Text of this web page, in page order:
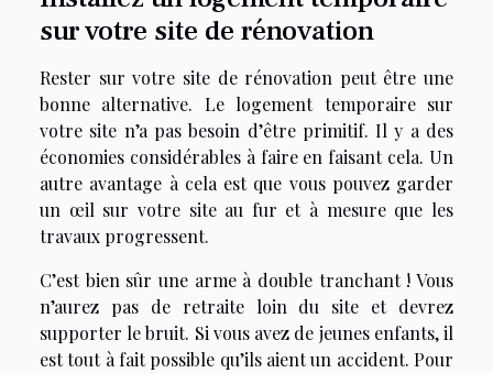
sur votre site de rénovation
Rester sur votre site de rénovation peut être une
bonne alternative. Le logement temporaire sur
votre site n’a pas besoin d’être primitif. Il y a des
économies considérables à faire en faisant cela. Un
autre avantage à cela est que vous pouvez garder
un œil sur votre site au fur et à mesure que les
travaux progressent.
C’est bien sûr une arme à double tranchant ! Vous
n’aurez pas de retraite loin du site et devrez
supporter le bruit. Si vous avez de jeunes enfants, il
est tout à fait possible qu’ils aient un accident. Pour